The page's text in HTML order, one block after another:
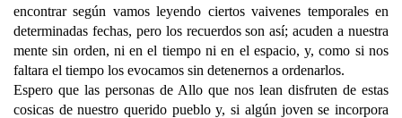
encontrar según vamos leyendo ciertos vaivenes temporales en
determinadas fechas, pero los recuerdos son así; acuden a nuestra
mente sin orden, ni en el tiempo ni en el espacio, y, como si nos
faltara el tiempo los evocamos sin detenernos a ordenarlos.
Espero que las personas de Allo que nos lean disfruten de estas
cosicas de nuestro querido pueblo y, si algún joven se incorpora